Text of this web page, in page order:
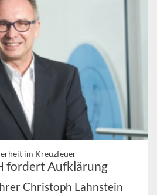
im Kreuzfeuer
fordert Aufklärung
Christoph Lahnstein